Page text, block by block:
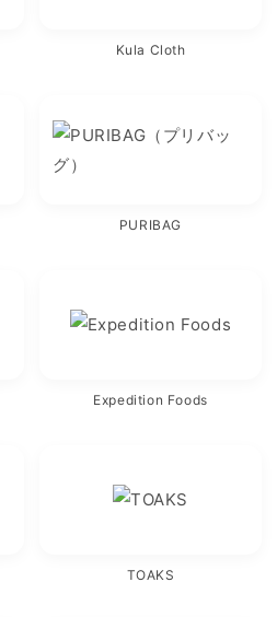
Kula Cloth
PURIBAG
Expedition Foods
TOAKS